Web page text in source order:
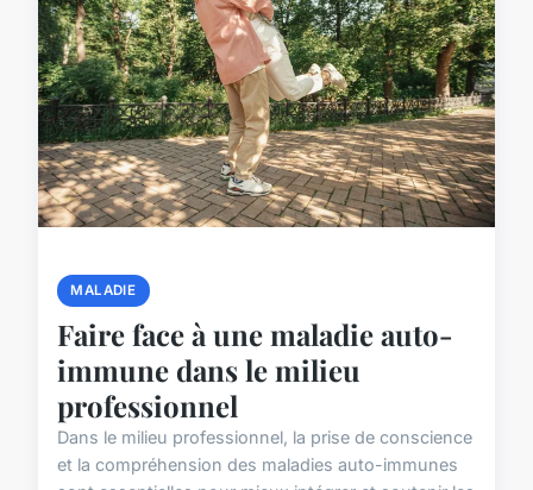
MALADIE
Faire face à une maladie auto-
immune dans le milieu
professionnel
Dans le milieu professionnel, la prise de conscience
et la compréhension des maladies auto-immunes